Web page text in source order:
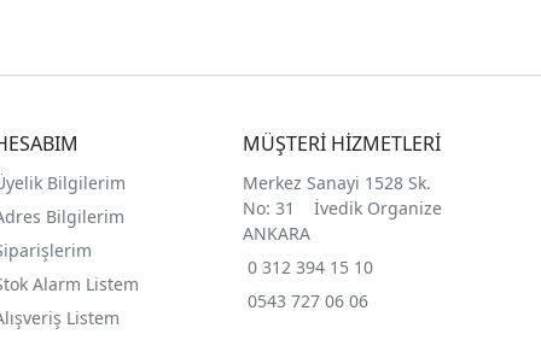
Bilgilerim
Bilgilerim
Alarm Listem
Listem
MÜŞTERİ HİZMETLERİ
Merkez Sanayi 1528 Sk.
No: 31 İvedik Organize
ANKARA
0 312 394 15 10
0543 727 06 06